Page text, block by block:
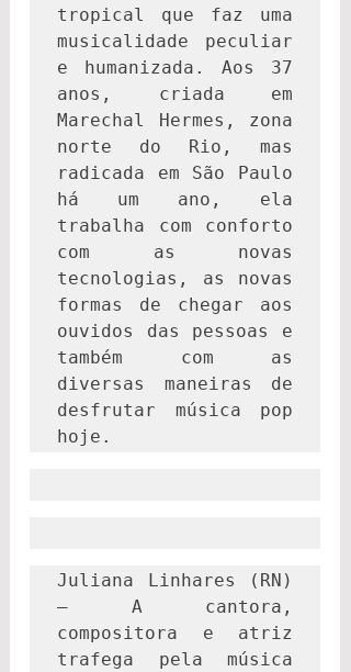
tropical que faz uma
musicalidade peculiar
e humanizada. Aos 37
anos, criada em
Marechal Hermes, zona
norte do Rio, mas
radicada em São Paulo
há um ano, ela
trabalha com conforto
com as novas
tecnologias, as novas
formas de chegar aos
ouvidos das pessoas e
também com as
diversas maneiras de
desfrutar música pop
hoje.
Juliana Linhares (RN)
– A cantora,
compositora e atriz
trafega pela música